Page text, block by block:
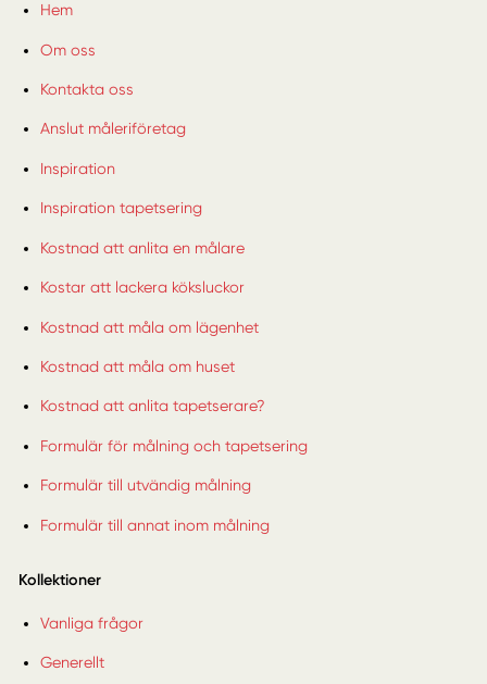
Hem
Om oss
Kontakta oss
Anslut måleriföretag
Inspiration
Inspiration tapetsering
Kostnad att anlita en målare
Kostar att lackera köksluckor
Kostnad att måla om lägenhet
Kostnad att måla om huset
Kostnad att anlita tapetserare?
Formulär för målning och tapetsering
Formulär till utvändig målning
Formulär till annat inom målning
Kollektioner
Vanliga frågor
Generellt